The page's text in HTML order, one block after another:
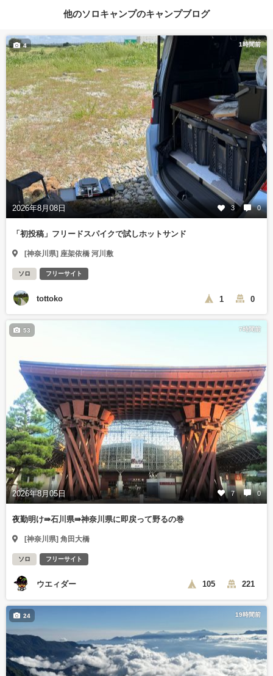
他のソロキャンプのキャンプブログ
1時間前
2026年8月08日 3 0
4
「初投稿」フリードスパイクで試しホットサンド
[神奈川県] 座架依橋 河川敷
ソロ フリーサイト
tottoko 1 0
7時間前
2026年8月05日 7 0
53
夜勤明け⇛石川県⇛神奈川県に即戻って野るの巻
[神奈川県] 角田大橋
ソロ フリーサイト
ウエィダー 105 221
19時間前
24